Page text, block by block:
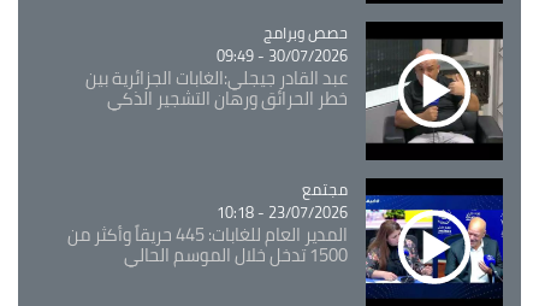
Catégorie
حصص وبرامج
30/07/2026 - 09:49
عبد القادر جيجلي:الغابات الجزائرية بين
خطر الحرائق ورهان التشجير الذكي
Catégorie
مجتمع
23/07/2026 - 10:18
المدير العام للغابات: 445 حريقاً وأكثر من
1500 تدخل خلال الموسم الحالي